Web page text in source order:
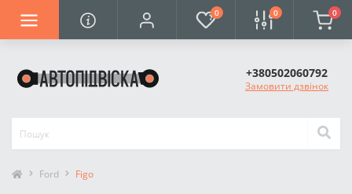
0 0 0
+380502060792
Замовити дзвінок
Ford Figo